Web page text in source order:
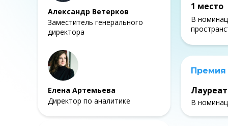
В
Лауреат
Премия
1 место
В
Александр Ветерков
Елена Артемьева
Заместитель генерального
директора
Директор по аналитике